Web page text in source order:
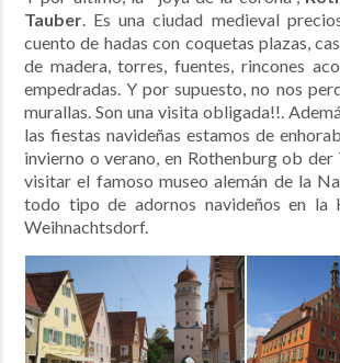
Tauber. Es una ciudad medieval
cuento de hadas con coquetas plazas,
de madera, torres, fuentes, rincones
empedradas. Y por supuesto, no nos
murallas. Son una visita obligada!!.
las fiestas navideñas estamos de
invierno o verano, en Rothenburg ob der
visitar el famoso museo alemán de la
todo tipo de adornos navideños en la
Weihnachtsdorf.